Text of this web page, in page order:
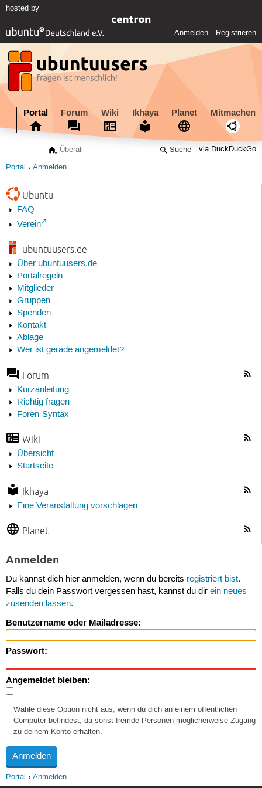
hosted by
Anmelden Registrieren
Portal Forum Wiki Ikhaya Planet Mitmachen
via DuckDuckGo
Portal Anmelden
Ubuntu
FAQ
Verein
ubuntuusers.de
Über ubuntuusers.de
Portalregeln
Mitglieder
Gruppen
Spenden
Kontakt
Ablage
Wer ist gerade angemeldet?
Forum
Kurzanleitung
Richtig fragen
Foren-Syntax
Wiki
Übersicht
Startseite
Ikhaya
Eine Veranstaltung vorschlagen
Planet
Anmelden
Du kannst dich hier anmelden, wenn du bereits registriert bist.
Falls du dein Passwort vergessen hast, kannst du dir ein neues
zusenden lassen.
Benutzername oder Mailadresse:
Passwort:
Angemeldet bleiben:
Wähle diese Option nicht aus, wenn du dich an einem öffentlichen
Computer befindest, da sonst fremde Personen möglicherweise Zugang
zu deinem Konto erhalten.
Portal Anmelden